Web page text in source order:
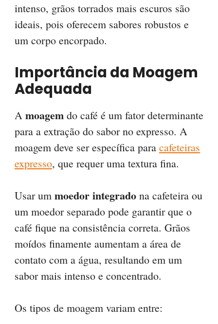
intenso, grãos torrados mais escuros são
ideais, pois oferecem sabores robustos e
um corpo encorpado.
Importância da Moagem
Adequada
A moagem do café é um fator determinante
para a extração do sabor no expresso. A
moagem deve ser específica para cafeteiras
expresso, que requer uma textura fina.
Usar um moedor integrado na cafeteira ou
um moedor separado pode garantir que o
café fique na consistência correta. Grãos
moídos finamente aumentam a área de
contato com a água, resultando em um
sabor mais intenso e concentrado.
Os tipos de moagem variam entre: